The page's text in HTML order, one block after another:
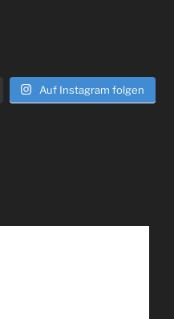
Auf Instagram folgen